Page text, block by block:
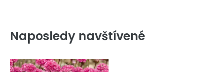
Naposledy navštívené